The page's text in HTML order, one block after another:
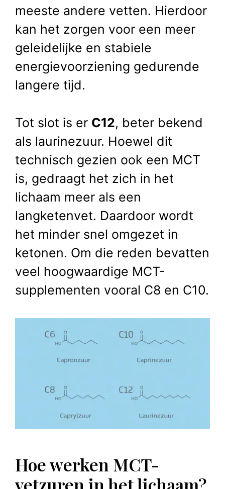
meeste andere vetten. Hierdoor
kan het zorgen voor een meer
geleidelijke en stabiele
energievoorziening gedurende
langere tijd.
Tot slot is er C12, beter bekend
als laurinezuur. Hoewel dit
technisch gezien ook een MCT
is, gedraagt het zich in het
lichaam meer als een
langketenvet. Daardoor wordt
het minder snel omgezet in
ketonen. Om die reden bevatten
veel hoogwaardige MCT-
supplementen vooral C8 en C10.
Hoe werken MCT-